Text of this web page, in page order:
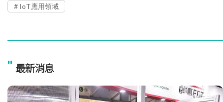
IoT應用領域
" 最新消息